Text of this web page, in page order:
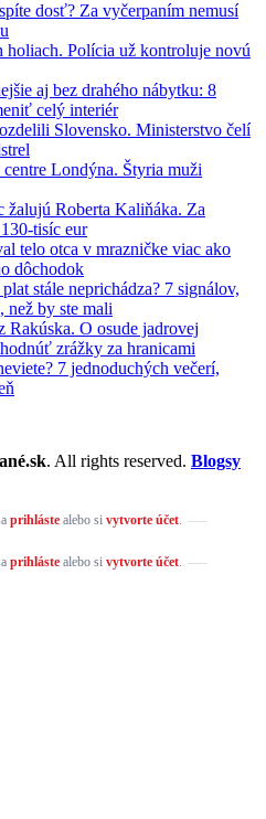
dosť? Za vyčerpaním nemusí
holiach. Polícia už kontroluje novú
aj bez drahého nábytku: 8
celý interiér
Slovensko. Ministerstvo čelí
Londýna. Štyria muži
Roberta Kaliňáka. Za
tisíc eur
telo otca v mrazničke viac ako
dôchodok
stále neprichádza? 7 signálov,
než by ste mali
Rakúska. O osude jadrovej
zrážky za hranicami
7 jednoduchých večerí,
. All rights reserved. Blogsy
prihlástealebo si vytvorte účet.